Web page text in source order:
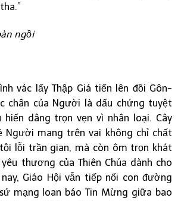
ngồi
vác lấy Thập Giá tiến lên đồi Gôn-
chân của Người là dấu chứng tuyệt
hiến dâng trọn vẹn vì nhân loại. Cây
Người mang trên vai không chỉ chất
lỗi trần gian, mà còn ôm trọn khát
thương của Thiên Chúa dành cho
Giáo Hội vẫn tiếp nối con đường
mạng loan báo Tin Mừng giữa bao